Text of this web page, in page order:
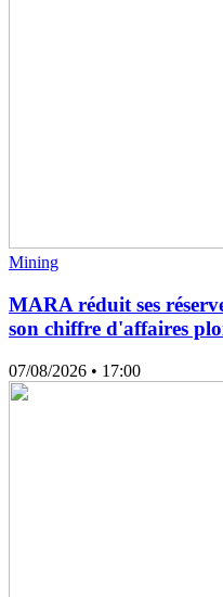
Mining
MARA réduit ses
son chiffre d'affaires
07/08/2026 • 17:00